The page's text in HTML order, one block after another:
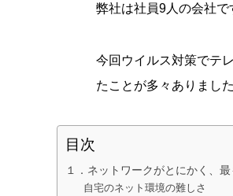
弊社は社員9人の会社で
今回ウイルス対策でテ
たことが多々ありまし
目次
１．ネットワークがとにかく、
自宅のネット環境の難しさ